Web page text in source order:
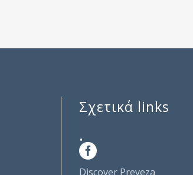
Σχετικά links
.
Discover Preveza